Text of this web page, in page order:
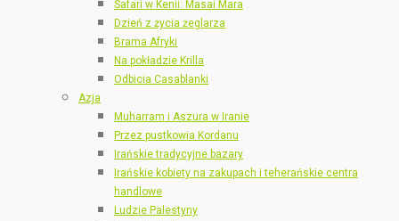
Safari w Kenii: Masai Mara
Dzień z życia żeglarza
Brama Afryki
Na pokładzie Krilla
Odbicia Casablanki
Azja
Muharram i Aszura w Iranie
Przez pustkowia Kordanu
Irańskie tradycyjne bazary
Irańskie kobiety na zakupach i teherańskie centra
handlowe
Ludzie Palestyny